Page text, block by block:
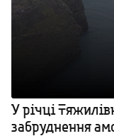
У річці
забруднення